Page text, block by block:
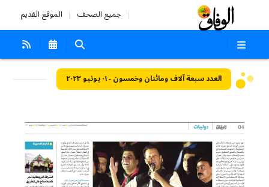
جميع الصحف الموقع القديم
العدد سبعة آلاف ومائتان وخمسون - ٠١ يونيو ٢٠٢٣